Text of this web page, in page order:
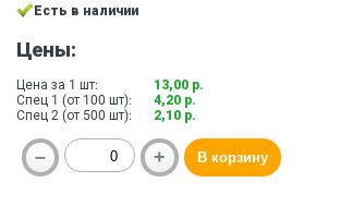
Есть в наличии
Цены:
Цена за 1 шт:
13,00 р.
Спец 1 (от 100 шт):
4,20 р.
Спец 2 (от 500 шт):
2,10 р.